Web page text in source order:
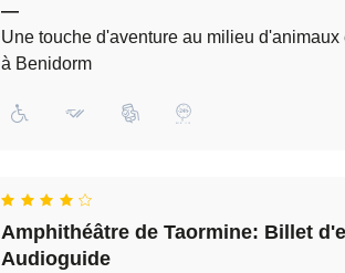
—
Une touche d'aventure au milieu
à Benidorm
Amphithéâtre de Taormine: Billet
Audioguide